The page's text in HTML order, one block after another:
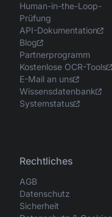
Human-in-the-Loop-
Prüfung
API-Dokumentation
Blog
Partnerprogramm
Kostenlose OCR-Tools
E-Mail an uns
Wissensdatenbank
Systemstatus
Rechtliches
AGB
Datenschutz
Sicherheit